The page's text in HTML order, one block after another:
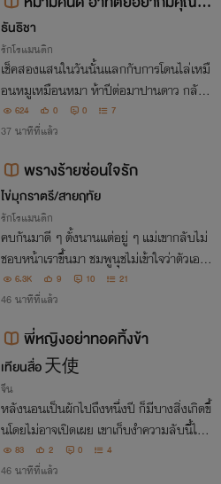
งคนหล่อเป็นปะป๊า
ธันธิชา
รักโรแมนติก
เช็คสองแสนในวันนั้นแลกกับการโดนไล่เหมื
อนหมูเหมือนหมา ห้าปีต่อมาปานดาว กลับ
มาพร้อมลูกชายตัวอวบที่หน้าเหมือนเขาราว
กับก๊อปวาง เห็นใครหล่อก็เห็นเป็นพ่อหมดเ
ยัง ยังกั้บ
624 0 0 7
37 นาทีที่แล้ว
พรางร้ายซ่อนใจรัก
ไข่มุกราตรี/สายฤทัย
รักโรแมนติก
คบกันมาดี ๆ ตั้งนานแต่อยู่ ๆ แม่เขากลับไม่
ชอบหน้าเราขึ้นมา ชมพูนุชไม่เข้าใจว่าตัวเอง
ทำอะไรผิดไป ทั้งเธอและอคิณต่างตกอยู่ในแ
ผนการบางอย่างของหยาดนภา ผู้หญิงที่อคิ
ณเรียกแม่มาตลอดชีวิต
6.3K 9 10 21
46 นาทีที่แล้ว
พี่หญิงอย่าทอดทิ้งข้า
เทียนสื่อ 天使
จีน
หลังนอนเป็นผักไปถึงหนึ่งปี ก็มีบางสิ่งเกิดขึ้
นโดยไม่อาจเปิดเผย เขาเก็บงำความลับนี้ไว้ใ
นใจตลอด เพราะหวั่นเกรงว่าหากนางรู้เข้าอา
จทอดทิ้งเขาไปด้วยความหวาดกลัว ดังนั้นเข
83 2 0 4
46 นาทีที่แล้ว